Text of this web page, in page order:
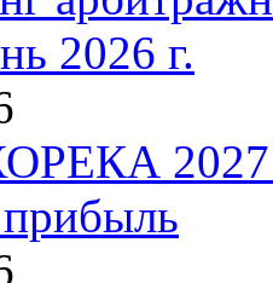
2026 г.
2027:
прибыль